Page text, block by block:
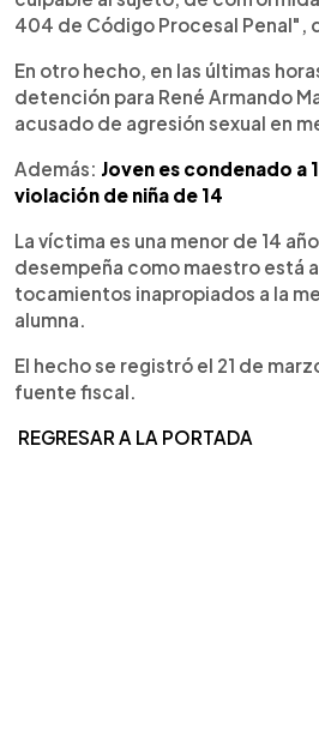
404 de Código Procesal Penal",
En otro hecho, en las últimas
detención para René Armando
acusado de agresión sexual en
Además: Joven es condenado a
violación de niña de 14
La víctima es una menor de 14
desempeña como maestro está
tocamientos inapropiados a la
alumna.
El hecho se registró el 21 de
fuente fiscal.
REGRESAR A LA PORTADA